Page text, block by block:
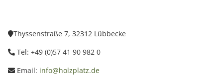
Thyssenstraße 7, 32312 Lübbecke
Tel: +49 (0)57 41 90 982 0
Email: info@holzplatz.de